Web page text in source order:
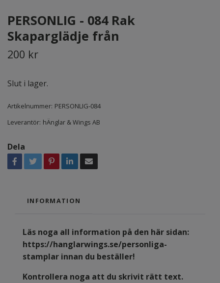
PERSONLIG - 084 Rak
Skaparglädje från
200 kr
Slut i lager.
Artikelnummer: PERSONLIG-084
Leverantör: hÄnglar & Wings AB
Dela
INFORMATION
Läs noga all information på den här sidan:
https://hanglarwings.se/personliga-
stamplar innan du beställer!
Kontrollera noga att du skrivit rätt text.